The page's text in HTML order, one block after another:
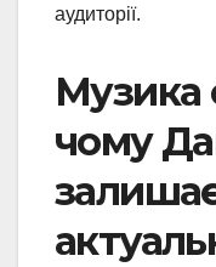
аудиторії.
Музика
чому